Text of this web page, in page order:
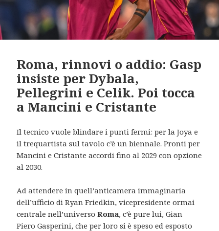
Roma, rinnovi o addio: Gasp
insiste per Dybala,
Pellegrini e Celik. Poi tocca
a Mancini e Cristante
Il tecnico vuole blindare i punti fermi: per la Joya e
il trequartista sul tavolo c’è un biennale. Pronti per
Mancini e Cristante accordi fino al 2029 con opzione
al 2030.
Ad attendere in quell’anticamera immaginaria
dell’ufficio di Ryan Friedkin, vicepresidente ormai
centrale nell’universoRoma, c’è pure lui, Gian
Piero Gasperini, che per loro si è speso ed esposto